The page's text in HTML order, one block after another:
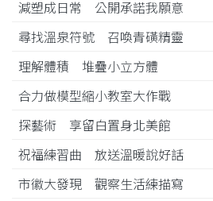
減塑成日常 公開承諾我願意
尋找溫泉符號 召喚青磺精靈
理解體積 堆疊小立方體
合力做模型縮小教室大作戰
探藝術 享留白置身北美館
祝福練習曲 放送溫暖說好話
市徽大發現 觀察生活練描寫